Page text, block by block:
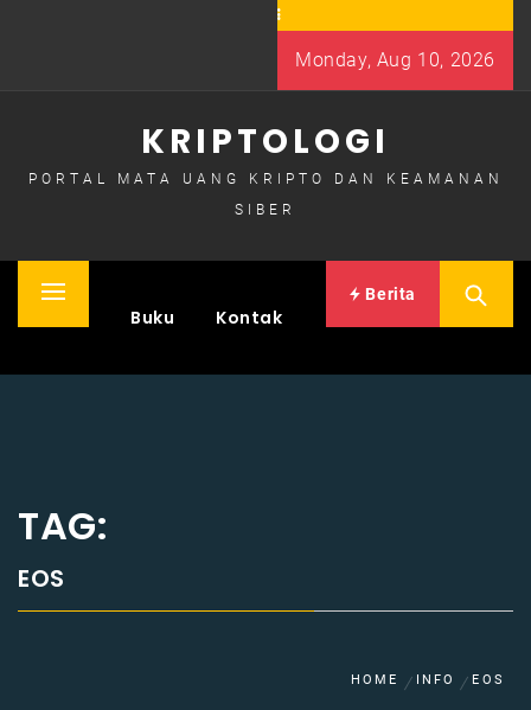
Monday, Aug 10, 2026
KRIPTOLOGI
PORTAL MATA UANG KRIPTO DAN KEAMANAN
SIBER
Primary
Buku Kontak
Berita
TAG:
EOS
HOME INFO EOS